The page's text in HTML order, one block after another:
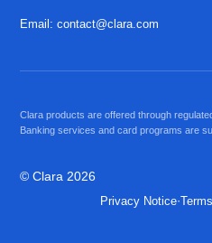
Email: contact@clara.com
Clara products are offered through
Banking services and card programs are
© Clara 2026
Privacy Notice·